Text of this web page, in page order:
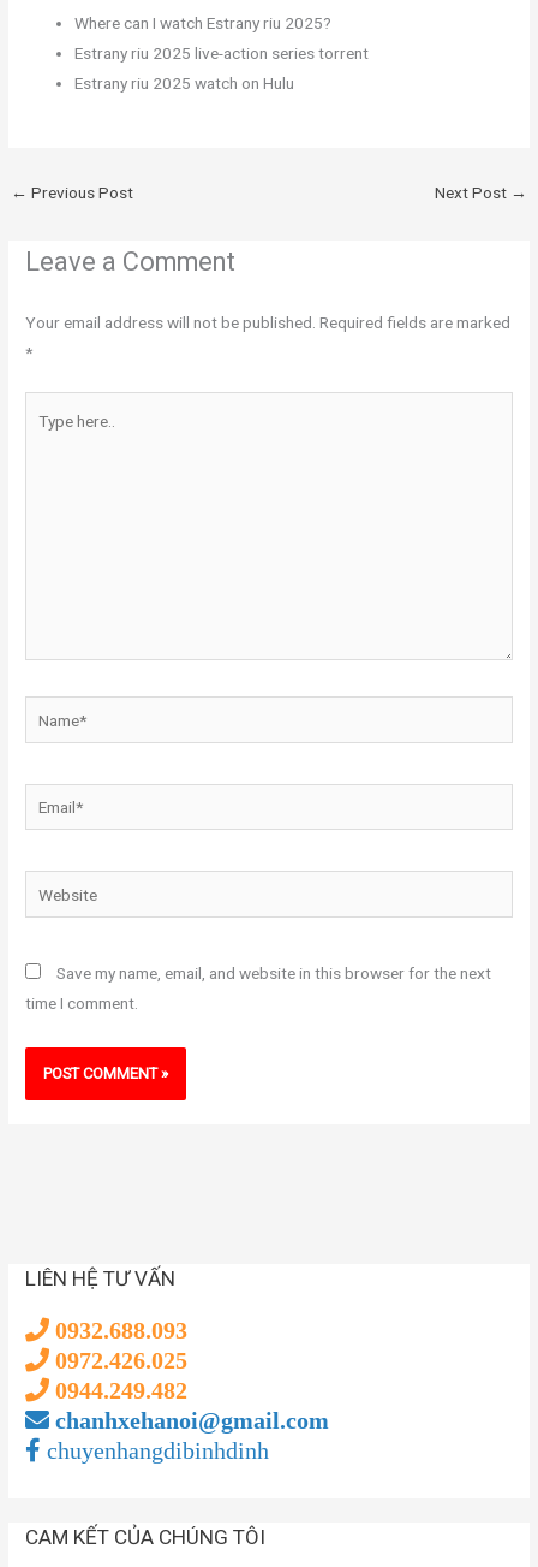
Where can I watch Estrany riu 2025?
Estrany riu 2025 live-action series torrent
Estrany riu 2025 watch on Hulu
← Previous Post Next Post →
Leave a Comment
Your email address will not be published. Required fields are marked
*
here..
Website
Save my name, email, and website in this browser for the next
time I comment.
LIÊN HỆ TƯ VẤN
0932.688.093
0972.426.025
0944.249.482
chanhxehanoi@gmail.com
chuyenhangdibinhdinh
CAM KẾT CỦA CHÚNG TÔI